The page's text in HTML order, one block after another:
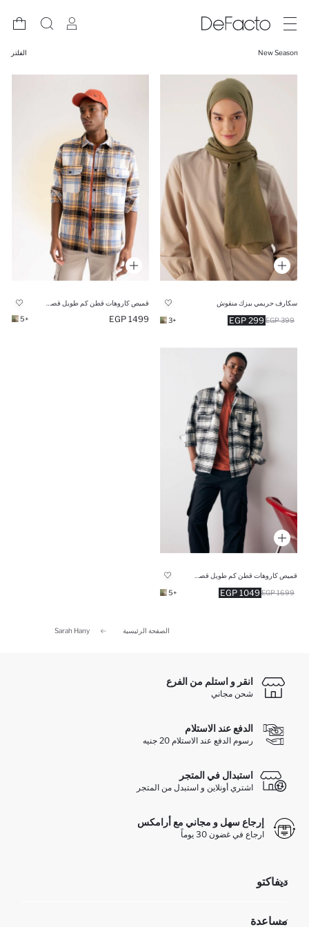
New Season الفلتر
سكارف حريمي بيزك منقوش
299 EGP 399 EGP
+3
1499 EGP
+5
1049 EGP 1699 EGP
+5
الصفحة الرئيسية Sarah Hany
انقر و استلم من الفرع
شحن مجاني
الدفع عند الاستلام
رسوم الدفع عند الاستلام 20 جنيه
استبدال في المتجر
اشتري أونلاين و استبدل من المتجر
إرجاع سهل و مجاني مع أرامكس
ارجاع في غضون 30 يوماً
ديفاكتو
مساعدة